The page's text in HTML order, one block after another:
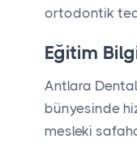
ortodontik
Eğitim
Antlara Dental
bünyesinde
mesleki